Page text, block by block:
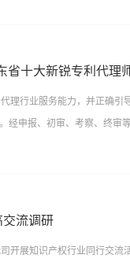
历程和基本工作情况。 随
待未来能在更多领域开展深
业领域间的交流与学习，发
省十大新锐专利代理
理行业服务能力，并正确引
经申报、初审、考察、终审
色的实践经验，成功脱颖而
识产权领域默默耕耘了13年
值得一提的是，这是粤高人
交流调研
开展知识产权行业同行交